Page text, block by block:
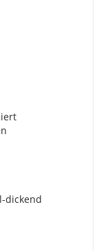
dickend